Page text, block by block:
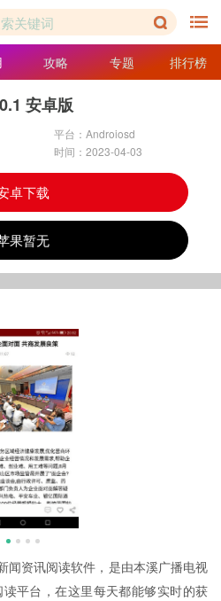
攻略 专题 排行榜
安卓版
平台：Androiosd
时间：2023-04-03
卓下载
果暂无
闻资讯阅读软件，是由本溪广播电视
平台，在这里每天都能够实时的获